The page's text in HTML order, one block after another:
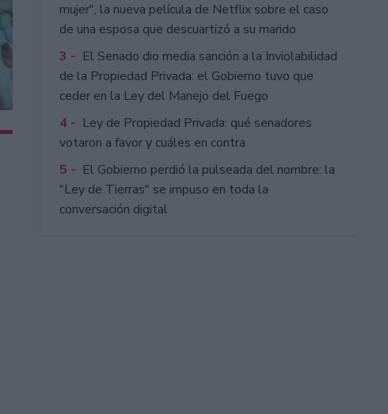
mujer", la nueva película de Netflix sobre el caso
de una esposa que descuartizó a su marido
3 - El Senado dio media sanción a la Inviolabilidad
de la Propiedad Privada: el Gobierno tuvo que
ceder en la Ley del Manejo del Fuego
4 - Ley de Propiedad Privada: qué senadores
votaron a favor y cuáles en contra
5 - El Gobierno perdió la pulseada del nombre: la
"Ley de Tierras" se impuso en toda la
conversación digital